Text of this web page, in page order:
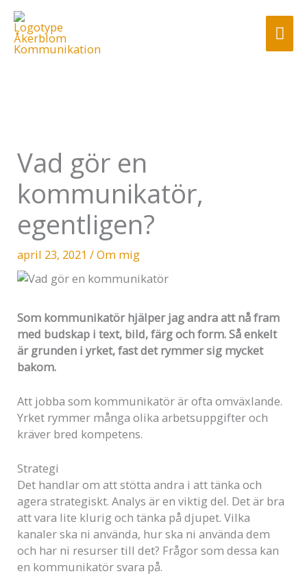
Hoppa
innehåll
Vad gör en
kommunikatör,
egentligen?
april 23, 2021/Om mig
Som kommunikatör hjälper jag andra att nå fram
med budskap i text, bild, färg och form. Så enkelt
är grunden i yrket, fast det rymmer sig mycket
bakom.
Att jobba som kommunikatör är ofta omväxlande.
Yrket rymmer många olika arbetsuppgifter och
kräver bred kompetens.
Strategi
Det handlar om att stötta andra i att tänka och
agera strategiskt. Analys är en viktig del. Det är bra
att vara lite klurig och tänka på djupet. Vilka
kanaler ska ni använda, hur ska ni använda dem
och har ni resurser till det? Frågor som dessa kan
en kommunikatör svara på.